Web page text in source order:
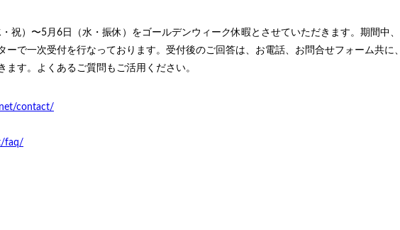
祝）〜5月6日（水・振休）をゴールデンウィーク休暇とさせていただきます。期間中、
ーで一次受付を行なっております。受付後のご回答は、お電話、お問合せフォーム共に、
す。よくあるご質問もご活用ください。
contact/
faq/